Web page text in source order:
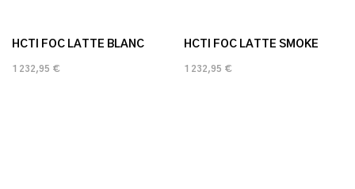
HCTI FOC LATTE BLANC
1 232,95 €
HCTI FOC LATTE SMOKE
1 232,95 €